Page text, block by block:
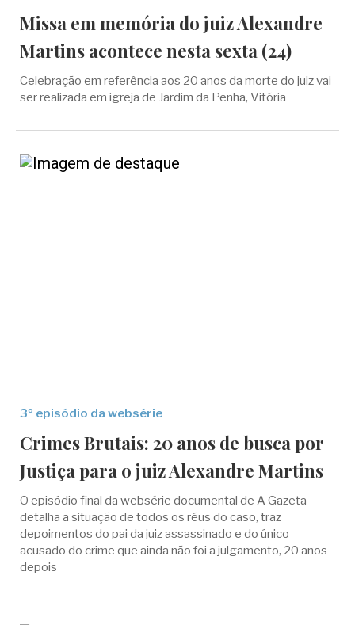
Missa em memória do juiz Alexandre
Martins acontece nesta sexta (24)
Celebração em referência aos 20 anos da morte do juiz vai
ser realizada em igreja de Jardim da Penha, Vitória
3º episódio da websérie
Crimes Brutais: 20 anos de busca por
Justiça para o juiz Alexandre Martins
O episódio final da websérie documental de A Gazeta
detalha a situação de todos os réus do caso, traz
depoimentos do pai da juiz assassinado e do único
acusado do crime que ainda não foi a julgamento, 20 anos
depois